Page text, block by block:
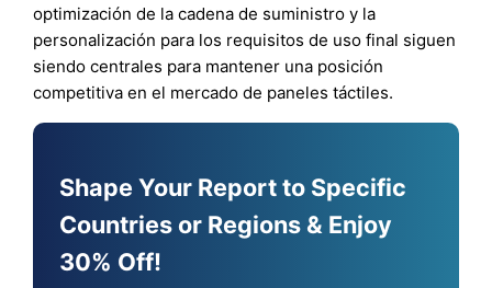
optimización de la cadena de suministro y la
personalización para los requisitos de uso final siguen
siendo centrales para mantener una posición
competitiva en el mercado de paneles táctiles.
Shape Your Report to Specific
Countries or Regions & Enjoy
30% Off!